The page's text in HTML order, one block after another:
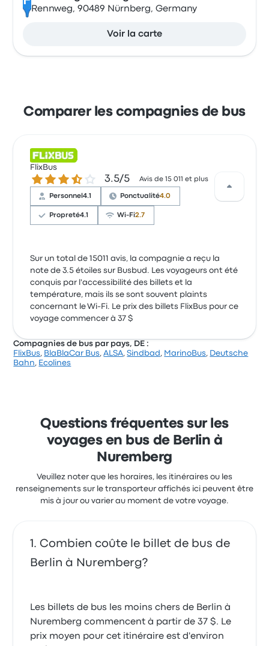
Rennweg, 90489 Nürnberg, Germany
Voir la carte
Comparer les compagnies de bus
FlixBus
3.5 sur 5 étoiles 3.5/5 Avis de 15 011 et plus
Personnel4.1 Ponctualité4.0
Propreté4.1 Wi-Fi2.7
Sur un total de 15011 avis, la compagnie a reçu la
note de 3.5 étoiles sur Busbud. Les voyageurs ont été
conquis par l'accessibilité des billets et la
température, mais ils se sont souvent plaints
concernant le Wi-Fi. Le prix des billets FlixBus pour ce
voyage commencer à 37 $
Compagnies de bus par pays, DE :
FlixBus, BlaBlaCar Bus,ALSA,Sindbad , MarinoBus, Deutsche
Bahn, Ecolines
Questions fréquentes sur les
voyages en bus de Berlin à
Nuremberg
Veuillez noter que les horaires, les itinéraires ou les
renseignements sur le transporteur affichés ici peuvent être
mis à jour ou varier au moment de votre voyage.
Combien coûte le billet de bus de
Berlin à Nuremberg?
Les billets de bus les moins chers de Berlin à
Nuremberg commencent à partir de 37 $. Le
prix moyen pour cet itinéraire est d'environ